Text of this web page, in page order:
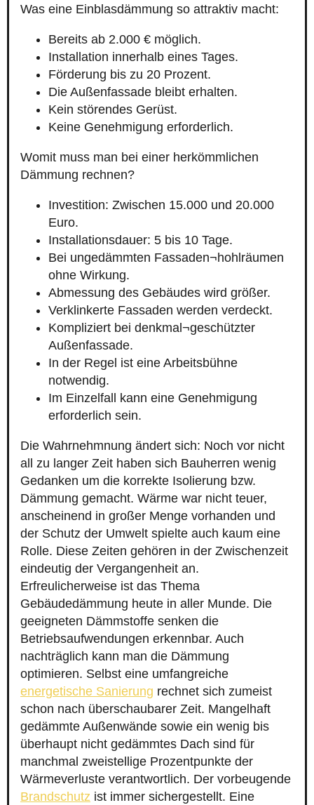
Was eine Einblasdämmung so attraktiv macht:
Bereits ab 2.000 € möglich.
Installation innerhalb eines Tages.
Förderung bis zu 20 Prozent.
Die Außenfassade bleibt erhalten.
Kein störendes Gerüst.
Keine Genehmigung erforderlich.
Womit muss man bei einer herkömmlichen
Dämmung rechnen?
Investition: Zwischen 15.000 und 20.000
Euro.
Installationsdauer: 5 bis 10 Tage.
Bei ungedämmten Fassaden¬hohlräumen
ohne Wirkung.
Abmessung des Gebäudes wird größer.
Verklinkerte Fassaden werden verdeckt.
Kompliziert bei denkmal¬geschützter
Außenfassade.
In der Regel ist eine Arbeitsbühne
notwendig.
Im Einzelfall kann eine Genehmigung
erforderlich sein.
Die Wahrnehmnung ändert sich: Noch vor nicht
all zu langer Zeit haben sich Bauherren wenig
Gedanken um die korrekte Isolierung bzw.
Dämmung gemacht. Wärme war nicht teuer,
anscheinend in großer Menge vorhanden und
der Schutz der Umwelt spielte auch kaum eine
Rolle. Diese Zeiten gehören in der Zwischenzeit
eindeutig der Vergangenheit an.
Erfreulicherweise ist das Thema
Gebäudedämmung heute in aller Munde. Die
geeigneten Dämmstoffe senken die
Betriebsaufwendungen erkennbar. Auch
nachträglich kann man die Dämmung
optimieren. Selbst eine umfangreiche
energetische Sanierung rechnet sich zumeist
schon nach überschaubarer Zeit. Mangelhaft
gedämmte Außenwände sowie ein wenig bis
überhaupt nicht gedämmtes Dach sind für
manchmal zweistellige Prozentpunkte der
Wärmeverluste verantwortlich. Der vorbeugende
Brandschutz ist immer sichergestellt. Eine